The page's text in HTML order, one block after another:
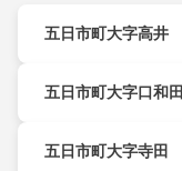
五日市町大字高井
五日市町大字口和田
五日市町大字寺田